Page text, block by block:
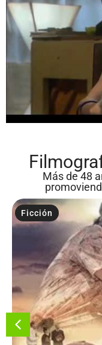
Más de 48
Ficción